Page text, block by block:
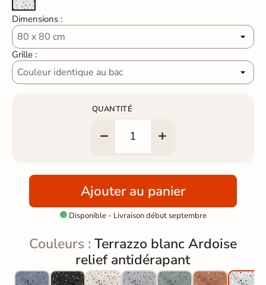
Dimensions :
Grille :
QUANTITÉ
Ajouter au panier
Disponible - Livraison début septembre
Couleurs : Terrazzo blanc Ardoise
relief antidérapant